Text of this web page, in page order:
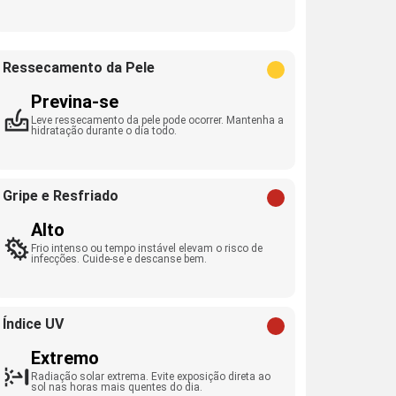
Ressecamento da Pele
Previna-se
Leve ressecamento da pele pode ocorrer. Mantenha a
hidratação durante o dia todo.
Gripe e Resfriado
Alto
Frio intenso ou tempo instável elevam o risco de
infecções. Cuide-se e descanse bem.
Índice UV
Extremo
Radiação solar extrema. Evite exposição direta ao
sol nas horas mais quentes do dia.